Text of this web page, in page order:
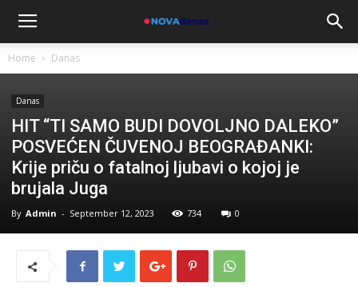
Home Danas
Danas
HIT “TI SAMO BUDI DOVOLJNO DALEKO”
POSVEĆEN ČUVENOJ BEOGRAĐANKI:
Krije priču o fatalnoj ljubavi o kojoj je
brujala Juga
By Admin - September 12, 2023 734 0